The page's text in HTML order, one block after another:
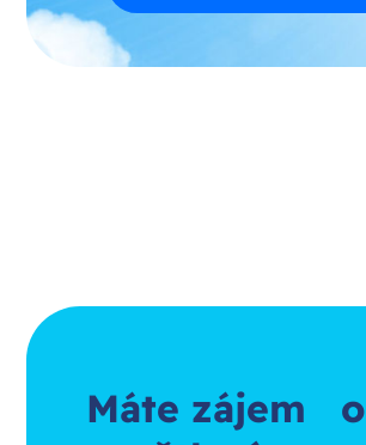
Máte zájem o